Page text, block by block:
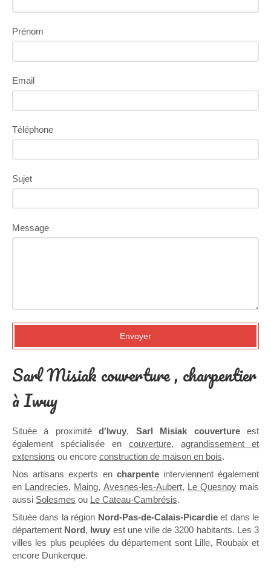
Prénom
Email
Téléphone
Sujet
Message
Envoyer
Sarl Misiak couverture , charpentier
à Iwuy
Située à proximitéd'Iwuy, Sarl Misiak couvertureest
également spécialisée en couverture, agrandissement et
extensions ou encore construction de maison en bois.
Nos artisans experts en charpenteinterviennent également
en Landrecies, Maing, Avesnes-les-Aubert, Le Quesnoymais
aussi Solesmes ou Le Cateau-Cambrésis.
Située dans la région Nord-Pas-de-Calais-Picardieet dans le
département Nord, Iwuy est une ville de 3200 habitants. Les 3
villes les plus peuplées du département sont Lille, Roubaix et
encore Dunkerque.